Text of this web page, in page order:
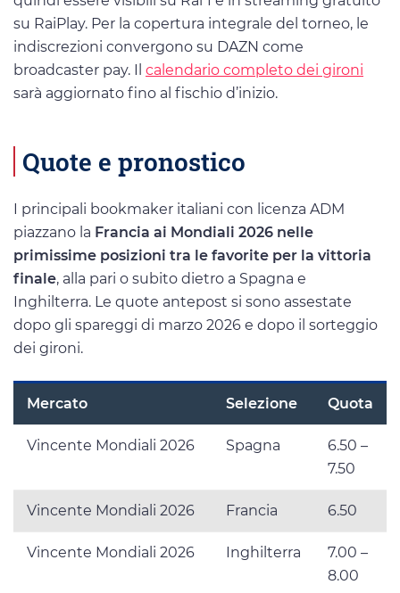
su RaiPlay. Per la copertura integrale del torneo, le
indiscrezioni convergono su DAZN come
broadcaster pay. Il calendario completo dei gironi
sarà aggiornato fino al fischio d’inizio.
Quote e pronostico
I principali bookmaker italiani con licenza ADM
piazzano la Francia ai Mondiali 2026 nelle
primissime posizioni tra le favorite per la vittoria
finale, alla pari o subito dietro a Spagna e
Inghilterra. Le quote antepost si sono assestate
dopo gli spareggi di marzo 2026 e dopo il sorteggio
dei gironi.
Mercato Selezione Quota
Vincente Mondiali 2026 Spagna
6.50 –
7.50
Vincente Mondiali 2026 Francia 6.50
Vincente Mondiali 2026 Inghilterra
7.00 –
8.00